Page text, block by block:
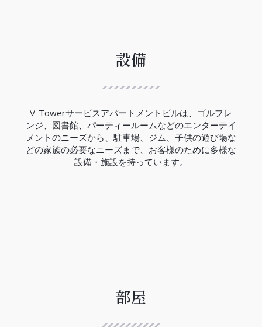
V-Towerの近くにはCauGiay駅があり、3号線の完
設備
V-Towerサービスアパートメントビルは、ゴルフレ
ンジ、図書館、パーティールームなどのエンターテイ
メントのニーズから、駐車場、ジム、子供の遊び場な
どの家族の必要なニーズまで、お客様のために多様な
設備・施設を持っています。
部屋